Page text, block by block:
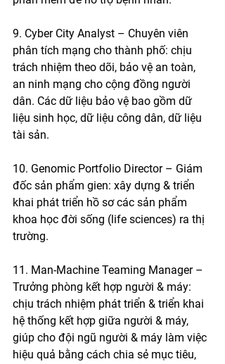
9. Cyber City Analyst – Chuyên viên
phân tích mạng cho thành phố: chịu
trách nhiệm theo dõi, bảo vệ an toàn,
an ninh mạng cho cộng đồng người
dân. Các dữ liệu bảo vệ bao gồm dữ
liệu sinh học, dữ liệu công dân, dữ liệu
tài sản.
10. Genomic Portfolio Director – Giám
đốc sản phẩm gien: xây dựng & triển
khai phát triển hồ sơ các sản phẩm
khoa học đời sống (life sciences) ra thị
trường.
11. Man-Machine Teaming Manager –
Trưởng phòng kết hợp người & máy:
chịu trách nhiệm phát triển & triển khai
hệ thống kết hợp giữa người & máy,
giúp cho đội ngũ người & máy làm việc
hiệu quả bằng cách chia sẻ mục tiêu,